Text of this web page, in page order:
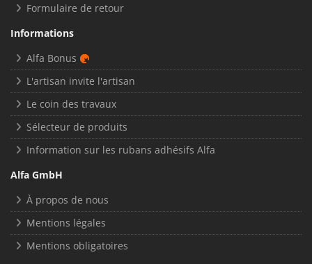
Formulaire de retour
Informations
Alfa Bonus
L'artisan invite l'artisan
Le coin des travaux
Sélecteur de produits
Information sur les rubans adhésifs Alfa
Alfa GmbH
À propos de nous
Mentions légales
Mentions obligatoires